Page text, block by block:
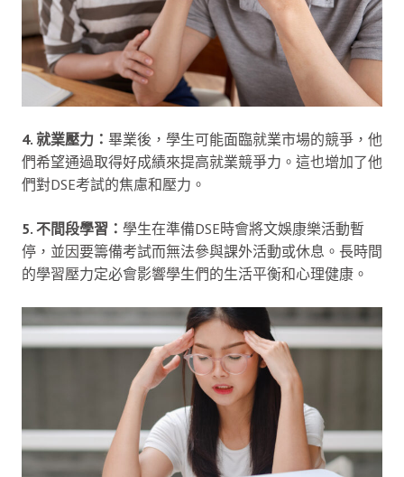
4. 就業壓力： 畢業後，學生可能面臨就業市場的競爭，他
們希望通過取得好成績來提高就業競爭力。這也增加了他
們對DSE考試的焦慮和壓力。
5. 不間段學習： 學生在準備DSE時會將文娛康樂活動暫
停，並因要籌備考試而無法參與課外活動或休息。長時間
的學習壓力定必會影響學生們的生活平衡和心理健康。